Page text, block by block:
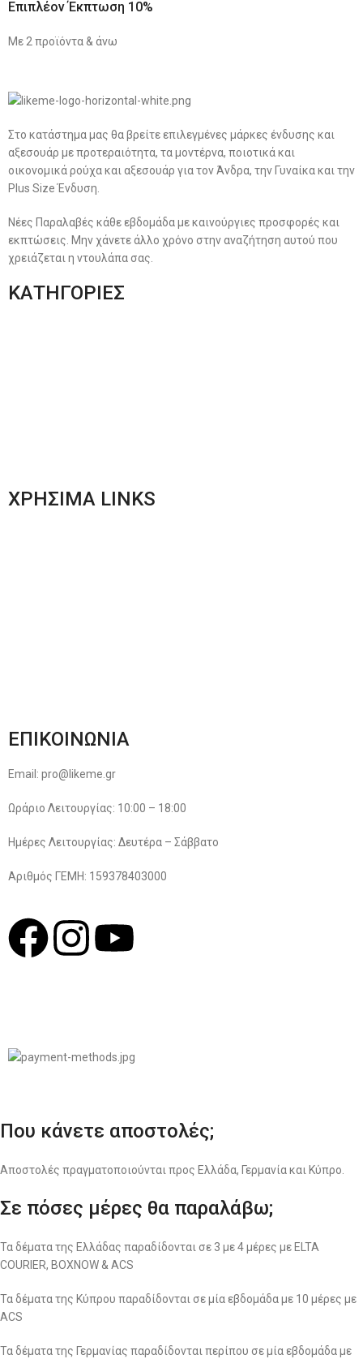
Επιπλέον Έκπτωση 10%
Με 2 προϊόντα & άνω
Στο κατάστημα μας θα βρείτε επιλεγμένες μάρκες ένδυσης και
αξεσουάρ με προτεραιότητα, τα μοντέρνα, ποιοτικά και
οικονομικά ρούχα και αξεσουάρ για τον Άνδρα, την Γυναίκα και την
Plus Size Ένδυση.
Νέες Παραλαβές κάθε εβδομάδα με καινούργιες προσφορές και
εκπτώσεις. Μην χάνετε άλλο χρόνο στην αναζήτηση αυτού που
χρειάζεται η ντουλάπα σας.
ΚΑΤΗΓΟΡΙΕΣ
ΧΡΗΣΙΜΑ LINKS
ΕΠΙΚΟΙΝΩΝΙΑ
Email: pro@likeme.gr
Ωράριο Λειτουργίας: 10:00 – 18:00
Ημέρες Λειτουργίας: Δευτέρα – Σάββατο
Αριθμός ΓΕΜΗ: 159378403000
Που κάνετε αποστολές;
Αποστολές πραγματοποιούνται προς Ελλάδα, Γερμανία και Κύπρο.
Σε πόσες μέρες θα παραλάβω;
Τα δέματα της Ελλάδας παραδίδονται σε 3 με 4 μέρες με ELTA
COURIER, BOXNOW & ACS
Τα δέματα της Κύπρου παραδίδονται σε μία εβδομάδα με 10 μέρες με
ACS
Τα δέματα της Γερμανίας παραδίδονται περίπου σε μία εβδομάδα με